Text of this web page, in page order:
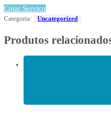
Cotar Serviço
Categoria: Uncategorized
Produtos